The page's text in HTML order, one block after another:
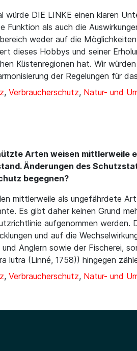
würde DIE LINKE einen klaren
Funktion als auch die
weder auf die
dieses Hobbys und seiner
Küstenregionen hat. Wir
der Regelungen für
, Verbraucherschutz, Natur- und
Arten weisen mittlerweile
Änderungen des
begegnen?
mittlerweile als ungefährdete
Es gibt daher keinen Grund
aufgenommen
und auf die
und Anglern sowie der Fischerei,
lutra (Linné, 1758)) hingegen
, Verbraucherschutz, Natur- und